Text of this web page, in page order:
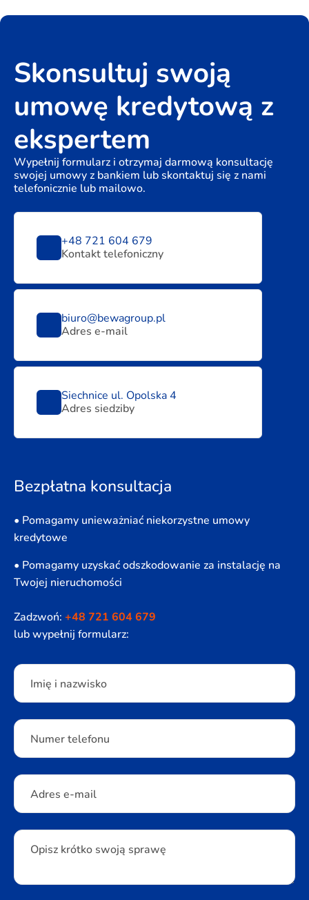
Skonsultuj swoją
umowę kredytową z
ekspertem
Wypełnij formularz i otrzymaj darmową konsultację
swojej umowy z bankiem lub skontaktuj się z nami
telefonicznie lub mailowo.
+48 721 604 679
Kontakt telefoniczny
biuro@bewagroup.pl
Adres e-mail
Siechnice ul. Opolska 4
Adres siedziby
Bezpłatna konsultacja
• Pomagamy unieważniać niekorzystne umowy
kredytowe
• Pomagamy uzyskać odszkodowanie za instalację na
Twojej nieruchomości
Zadzwoń: +48 721 604 679
lub wypełnij formularz:
Please leave this field empty.
Imię i nazwisko
Numer telefonu
Adres e-mail
Opisz krótko swoją sprawę